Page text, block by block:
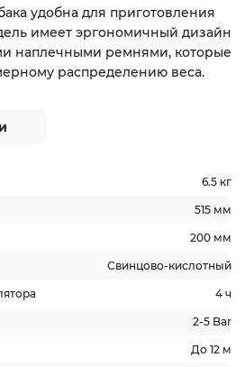
удобна для приготовления
имеет эргономичный дизайн
наплечными ремнями, которые
распределению веса.
6.5 кг
515 мм
200 мм
Свинцово-кислотный
4 ч
2-5 Bar
До 12 м